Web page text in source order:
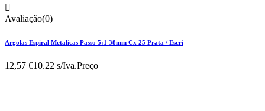

Avaliação(0)
Argolas Espiral Metalicas Passo 5:1 38mm Cx 25 Prata / Escri
12,57 €10.22 s/Iva.Preço